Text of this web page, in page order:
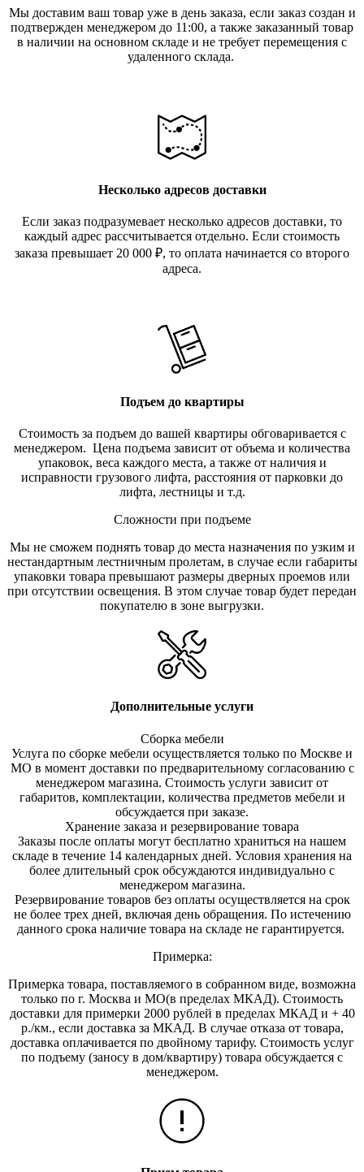
Мы доставим ваш товар уже в день заказа, если заказ создан и
подтвержден менеджером до 11:00, а также заказанный товар
в наличии на основном складе и не требует перемещения с
удаленного склада.
Несколько адресов доставки
Если заказ подразумевает несколько адресов доставки, то
каждый адрес рассчитывается отдельно. Если стоимость
заказа превышает 20 000 ₽, то оплата начинается со второго
адреса.
Подъем до квартиры
Стоимость за подъем до вашей квартиры обговаривается с
менеджером. Цена подъема зависит от объема и количества
упаковок, веса каждого места, а также от наличия и
исправности грузового лифта, расстояния от парковки до
лифта, лестницы и т.д.
Сложности при подъеме
Мы не сможем поднять товар до места назначения по узким и
нестандартным лестничным пролетам, в случае если габариты
упаковки товара превышают размеры дверных проемов или
при отсутствии освещения. В этом случае товар будет передан
покупателю в зоне выгрузки.
Дополнительные услуги
Сборка мебели
Услуга по сборке мебели осуществляется только по Москве и
МО в момент доставки по предварительному согласованию с
менеджером магазина. Стоимость услуги зависит от
габаритов, комплектации, количества предметов мебели и
обсуждается при заказе.
Хранение заказа и резервирование товара
Заказы после оплаты могут бесплатно храниться на нашем
складе в течение 14 календарных дней. Условия хранения на
более длительный срок обсуждаются индивидуально с
менеджером магазина.
Резервирование товаров без оплаты осуществляется на срок
не более трех дней, включая день обращения. По истечению
данного срока наличие товара на складе не гарантируется.
Примерка:
Примерка товара, поставляемого в собранном виде, возможна
только по г. Москва и МО(в пределах МКАД). Стоимость
доставки для примерки 2000 рублей в пределах МКАД и + 40
р./км., если доставка за МКАД. В случае отказа от товара,
доставка оплачивается по двойному тарифу. Стоимость услуг
по подъему (заносу в дом/квартиру) товара обсуждается с
менеджером.